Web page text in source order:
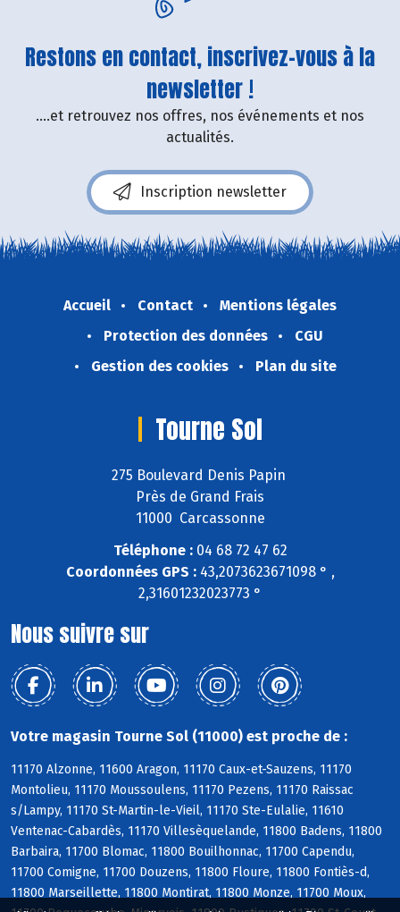
Restons en contact, inscrivez-vous à la
newsletter !
....et retrouvez nos offres, nos événements et nos
actualités.
Inscription newsletter
Accueil Contact
Mentions légales
Protection des données
CGU
Gestion des cookies
Plan du site
Tourne Sol
275 Boulevard Denis Papin
Près de Grand Frais
11000 Carcassonne
Téléphone :04 68 72 47 62
Coordonnées GPS :43,2073623671098 ° ,
2,31601232023773 °
Nous suivre sur
Votre magasin Tourne Sol (11000) est proche de :
11170 Alzonne, 11600 Aragon, 11170 Caux-et-Sauzens, 11170
Montolieu, 11170 Moussoulens, 11170 Pezens, 11170 Raissac
s/Lampy, 11170 St-Martin-le-Vieil, 11170 Ste-Eulalie, 11610
Ventenac-Cabardès, 11170 Villesèquelande, 11800 Badens, 11800
Barbaira, 11700 Blomac, 11800 Bouilhonnac, 11700 Capendu,
11700 Comigne, 11700 Douzens, 11800 Floure, 11800 Fontiès-d,
11800 Marseillette, 11800 Montirat, 11800 Monze, 11700 Moux,